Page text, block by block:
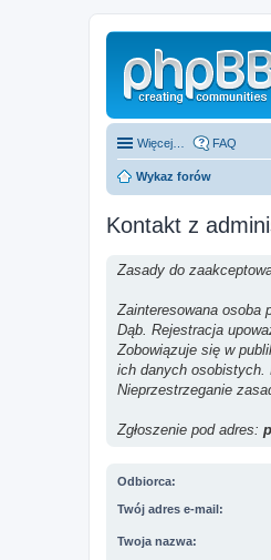
Więcej… FAQ
Wykaz forów
Kontakt z
Zasady do
Zainteresowana osoba
Dąb. Rejestracja
Zobowiązuje się w
ich danych osobistych.
Nieprzestrzeganie
Zgłoszenie pod adres:
Odbiorca:
Twój adres e-mail:
Twoja nazwa: